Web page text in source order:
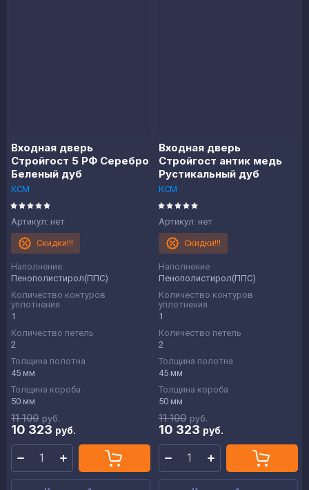
Входная дверь
Стройгост 5 РФ Серебро
Беленый дуб
КСМ
Артикул: нет
Скидки!!!
Наполнение
Пенополистирол(ППС)
Количество контуров
уплотнения
1
Количество петель
2
Толщина полотна
45 мм
Толщина короба
50 мм
11 100 руб.
10 323 руб.
Входная дверь
Стройгост антик медь
Рустикальный дуб
КСМ
Артикул: нет
Скидки!!!
Наполнение
Пенополистирол(ППС)
Количество контуров
уплотнения
1
Количество петель
2
Толщина полотна
45 мм
Толщина короба
50 мм
11 100 руб.
10 323 руб.